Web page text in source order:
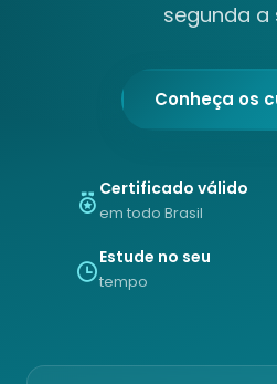
segunda a
Conheça os
Certificado válido
em todo Brasil
Estude no seu
tempo